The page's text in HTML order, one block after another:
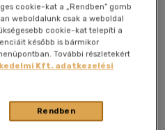
cookie-kat a „Rendben” gomb
weboldalunk csak a weboldal
cookie-kat telepíti a
később is bármikor
További részletekért
Kft. adatkezelési
Rendben